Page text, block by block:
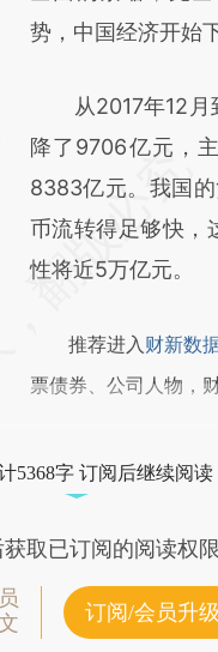
势，中国经济开始
从2017年12月
降了9706亿元，
8383亿元。我国
币流转得足够快，
性将近5万亿元。
推荐进入财新数
票债券、公司人物，
5368字 订阅后继续阅读
取已订阅的阅读权限
订阅/会员升级